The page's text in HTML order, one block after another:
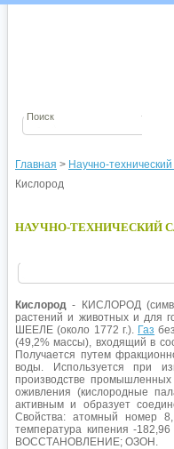
Главная > Научно-
Кислород
НАУЧНО-ТЕХНИЧЕСКИЙ
Кислород - КИСЛОРОД
растений и животных и для
ШЕЕЛЕ (около 1772 г.). Газ
(49,2% массы), входящий в
Получается путем
воды. Используется при
производстве
оживления (кислородные
активным и образует
Свойства: атомный номер
температура кипения -
ВОССТАНОВЛЕНИЕ; ОЗОН.